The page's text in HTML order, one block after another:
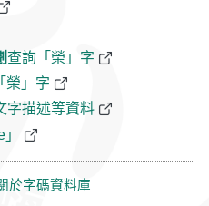
查詢「榮」字
榮」字
字描述等資料
於字碼資料庫